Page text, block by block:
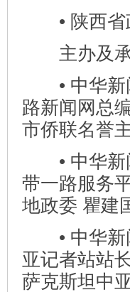
• 陕西省
主办及承
• 中华新
路新闻网总
市侨联名誉
• 中华新
带一路服务
地政委 瞿建
• 中华新
亚记者站站
萨克斯坦中